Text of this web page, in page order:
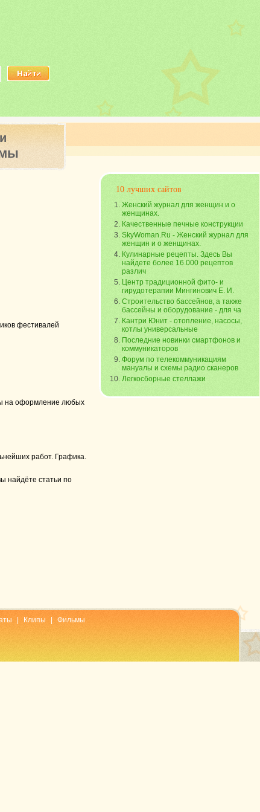
фестивалей
на оформление любых
работ. Графика.
найдёте статьи по
10 лучших сайтов
Женский журнал для женщин и о
женщинах.
Качественные печные конструкции
SkyWoman.Ru - Женский журнал для
женщин и о женщинах.
Кулинарные рецепты. Здесь Вы
найдете более 16.000 рецептов
различ
Центр традиционной фито- и
гирудотерапии Мингинович Е. И.
Строительство бассейнов, а также
бассейны и оборудование - для ча
Кантри Юнит - отопление, насосы,
котлы универсальные
Последние новинки смартфонов и
коммуникаторов
Форум по телекоммуникациям
мануалы и схемы радио сканеров
Легкосборные стеллажи
Клипы
Фильмы